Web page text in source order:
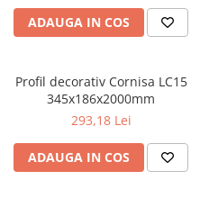
Fronton
Șeminee decorative
Console de interior
Cadre de ușă
Ornamente de colț
Accesorii profile decorative
ADAUGA IN COS
Profil decorativ Cornisa LC15
345x186x2000mm
293,18 Lei
ADAUGA IN COS